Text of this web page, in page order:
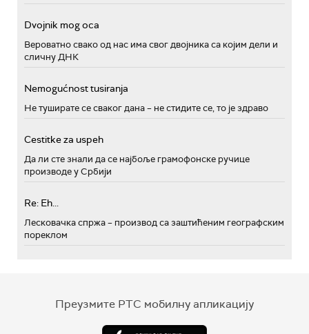
Dvojnik mog oca
Вероватно свако од нас има свог двојника са којим дели и
сличну ДНК
Nemogućnost tusiranja
Не туширате се сваког дана – не стидите се, то је здраво
Cestitke za uspeh
Да ли сте знали да се најбоље грамофонске ручице
производе у Србији
Re: Eh...
Лесковачка спржа – производ са заштићеним географским
пореклом
Преузмите РТС мобилну апликацију